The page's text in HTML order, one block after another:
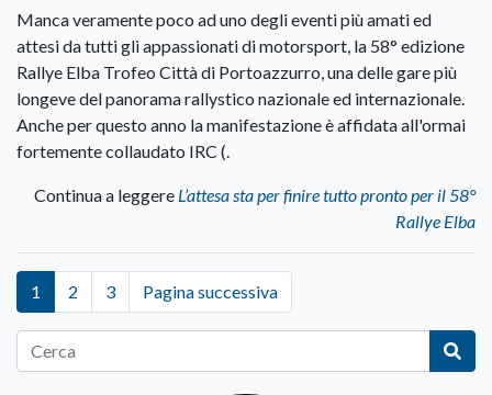
Manca veramente poco ad uno degli eventi più amati ed
attesi da tutti gli appassionati di motorsport, la 58° edizione
Rallye Elba Trofeo Città di Portoazzurro, una delle gare più
longeve del panorama rallystico nazionale ed internazionale.
Anche per questo anno la manifestazione è affidata all'ormai
fortemente collaudato IRC (.
Continua a leggere L’attesa sta per finire tutto pronto per il 58°
Rallye Elba
1 2 3 Pagina successiva